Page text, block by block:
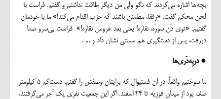
بچه‌ها اشاره می‌کردند که نگو ولی من دیگر طاقت نداشتم و گفتم. فراست با
لحن محکم گفت: «رفقا، مطمئن باشند که حزب اقدام می‌کند!» ما با خودمان
گفتیم: «توی دَن سورَه، نقاره! یعنی بعد عروس نقاره!» فراست بی‌سرو صدا
دررفت. پس از دستگیری هم سستی نشان داد و ... .
● دربِه‌دَری‌ها
ما سوختیم واقعاً. در آن فستیوال که برایتان وصفش را گفتم، دست‌کم ۵ کیلومتر
صف بود از میدان فوزیه تا ۲۴ اسفند. اگر این جمعیت نفری یک آجر می‌گرفتند،